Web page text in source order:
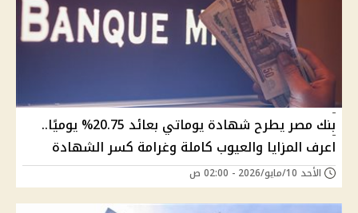
بنك مصر يطرح شهادة يوماتي بعائد 20.75% يوميًا..
اعرف المزايا والعيوب كاملة وغرامة كسر الشهادة
الأحد 10/مايو/2026 - 02:00 ص